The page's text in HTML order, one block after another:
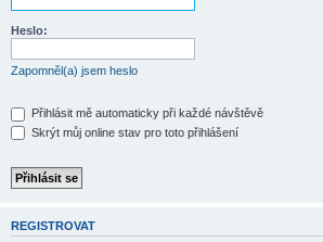
Heslo:
Zapomněl(a) jsem heslo
Přihlásit mě automaticky při každé návštěvě
Skrýt můj online stav pro toto přihlášení
REGISTROVAT